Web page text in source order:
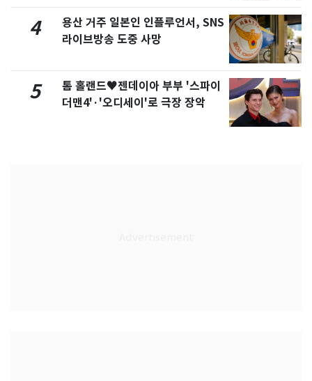
4
용산 거주 일본인 인플루언서, SNS
라이브방송 도중 사망
5
톰 홀랜드♥젠데이아 부부 '스파이
더맨4'·'오디세이'로 극장 장악